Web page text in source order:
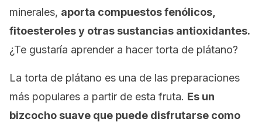
minerales, aporta compuestos fenólicos,
fitoesteroles y otras sustancias antioxidantes.
¿Te gustaría aprender a hacer torta de plátano?
La torta de plátano es una de las preparaciones
más populares a partir de esta fruta. Es un
bizcocho suave que puede disfrutarse como